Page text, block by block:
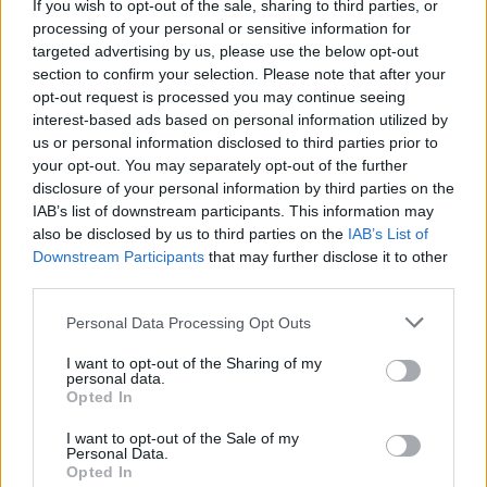
If you wish to opt-out of the sale, sharing to third parties, or
processing of your personal or sensitive information for
targeted advertising by us, please use the below opt-out
section to confirm your selection. Please note that after your
opt-out request is processed you may continue seeing
interest-based ads based on personal information utilized by
us or personal information disclosed to third parties prior to
your opt-out. You may separately opt-out of the further
disclosure of your personal information by third parties on the
IAB’s list of downstream participants. This information may
also be disclosed by us to third parties on the IAB’s List of
Downstream Participants that may further disclose it to other
Personal Data Processing Opt Outs
I want to opt-out of the Sharing of my
personal data.
Opted In
I want to opt-out of the Sale of my
Personal Data.
Opted In
DOWNLOAD QR 🠋
Condividi:
WhatsApp
Telegram
Stampa
Correlati
del 20% i prezzi dei
parcheggi, diminuiti
quelli alla ex Caserma
Dal primo gennaio
parcheggiare l’auto
Vi manca un garage? A
30 euro al mese c’è il